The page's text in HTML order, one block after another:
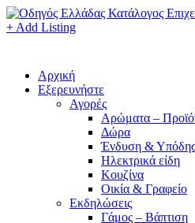
+ Add Listing
Αρχική
Εξερευνήστε
Αγορές
Αρώματα –
Δώρα
Ένδυση &
Ηλεκτρικά είδη
Κουζίνα
Οικία & Γραφείο
Εκδηλώσεις
Γάμος – Βάπτιση